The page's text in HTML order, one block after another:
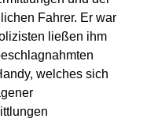
Fahrer. Er war
ließen ihm
welches sich